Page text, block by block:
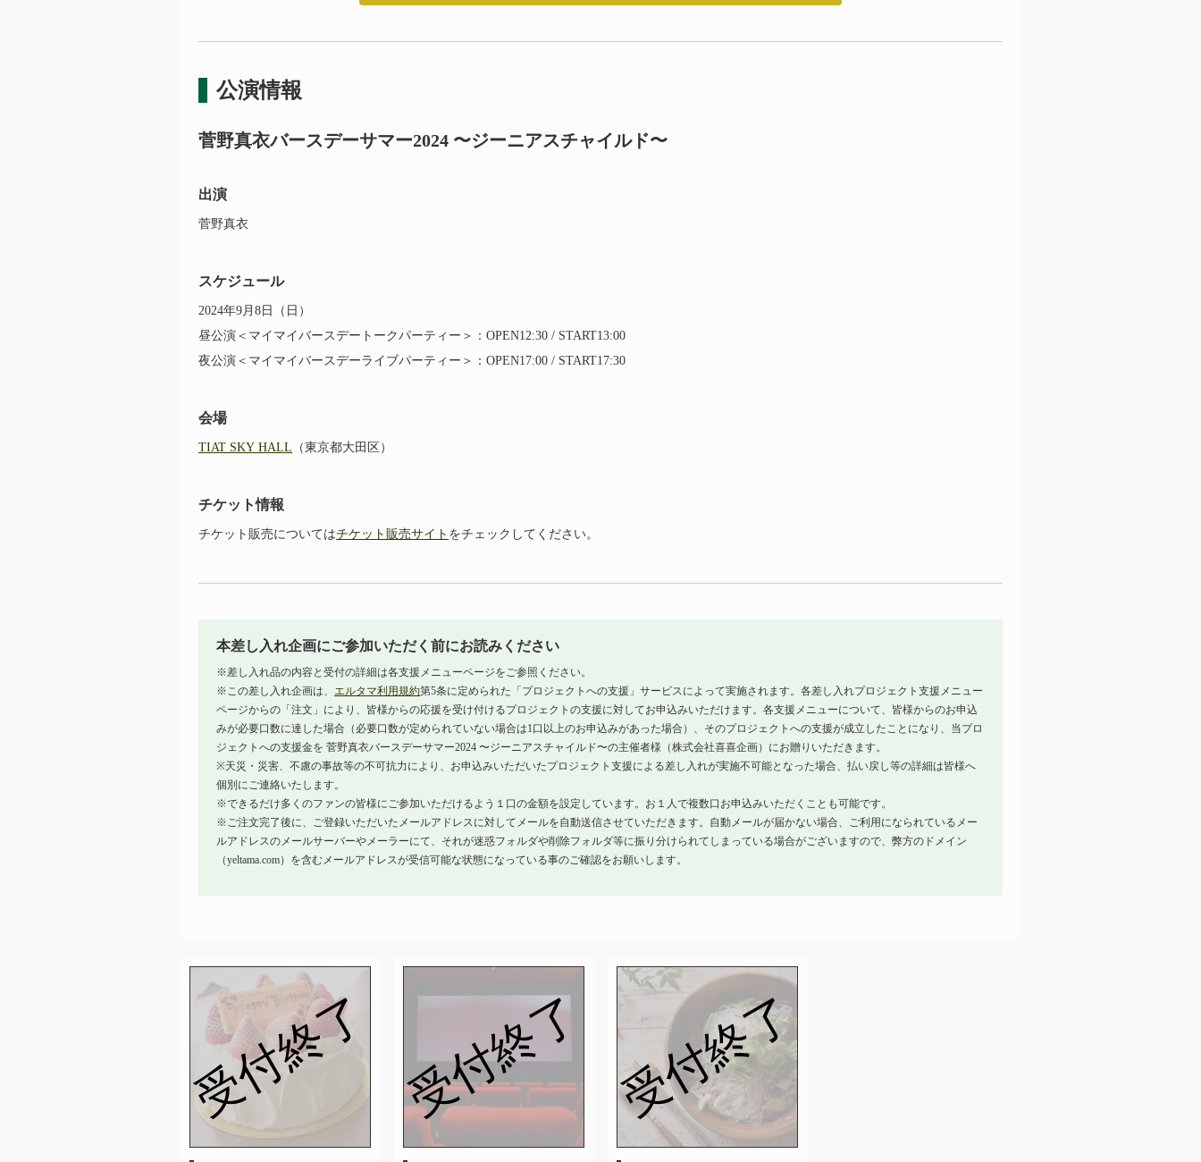
公演情報
菅野真衣バースデーサマー2024 〜ジーニアスチャイルド〜
出演
菅野真衣
スケジュール
2024年9月8日（日）
昼公演＜マイマイバースデートークパーティー＞：OPEN12:30 / START13:00
夜公演＜マイマイバースデーライブパーティー＞：OPEN17:00 / START17:30
会場
TIAT SKY HALL （東京都大田区）
チケット情報
チケット販売についてはチケット販売サイト をチェックしてください。
本差し入れ企画にご参加いただく前にお読みください
※差し入れ品の内容と受付の詳細は各支援メニューページをご参照ください。
※この差し入れ企画は、 エルタマ利用規約第5条に定められた「プロジェクトへの支援」サービスによって実施されます。各差し入れプロジェクト支援メニュー
ページからの「注文」により、皆様からの応援を受け付けるプロジェクトの支援に対してお申込みいただけます。各支援メニューについて、皆様からのお申込
みが必要口数に達した場合（必要口数が定められていない場合は1口以上のお申込みがあった場合）、そのプロジェクトへの支援が成立したことになり、当プロ
ジェクトへの支援金を 菅野真衣バースデーサマー2024 〜ジーニアスチャイルド〜の主催者様（株式会社喜喜企画）にお贈りいただきます。
※天災・災害、不慮の事故等の不可抗力により、お申込みいただいたプロジェクト支援による差し入れが実施不可能となった場合、払い戻し等の詳細は皆様へ
個別にご連絡いたします。
※できるだけ多くのファンの皆様にご参加いただけるよう１口の金額を設定しています。お１人で複数口お申込みいただくことも可能です。
※ご注文完了後に、ご登録いただいたメールアドレスに対してメールを自動送信させていただきます。自動メールが届かない場合、ご利用になられているメー
ルアドレスのメールサーバーやメーラーにて、それが迷惑フォルダや削除フォルダ等に振り分けられてしまっている場合がございますので、弊方のドメイン
（yeltama.com）を含むメールアドレスが受信可能な状態になっている事のご確認をお願いします。
受付終了 受付終了 受付終了